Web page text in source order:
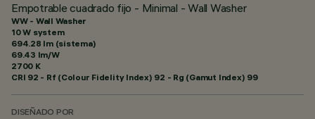
Empotrable cuadrado fijo - Minimal - Wall Washer
WW - Wall Washer
10 W system
694.28 lm (sistema)
69.43 lm/W
2700 K
CRI 92 - Rf (Colour Fidelity Index) 92 - Rg (Gamut Index) 99
DISEÑADO POR